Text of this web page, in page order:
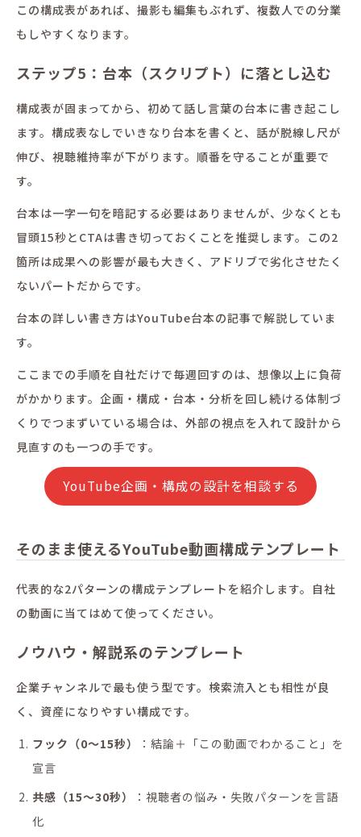
この構成表があれば、撮影も編集もぶれず、複数人での分業
もしやすくなります。
ステップ5：台本（スクリプト）に落とし込む
構成表が固まってから、初めて話し言葉の台本に書き起こし
ます。構成表なしでいきなり台本を書くと、話が脱線し尺が
伸び、視聴維持率が下がります。順番を守ることが重要で
す。
台本は一字一句を暗記する必要はありませんが、少なくとも
冒頭15秒とCTAは書き切っておくことを推奨します。この2
箇所は成果への影響が最も大きく、アドリブで劣化させたく
ないパートだからです。
台本の詳しい書き方はYouTube台本の記事で解説していま
す。
ここまでの手順を自社だけで毎週回すのは、想像以上に負荷
がかかります。企画・構成・台本・分析を回し続ける体制づ
くりでつまずいている場合は、外部の視点を入れて設計から
見直すのも一つの手です。
YouTube企画・構成の設計を相談する
そのまま使えるYouTube動画構成テンプレート
代表的な2パターンの構成テンプレートを紹介します。自社
の動画に当てはめて使ってください。
ノウハウ・解説系のテンプレート
企業チャンネルで最も使う型です。検索流入とも相性が良
く、資産になりやすい構成です。
フック（0〜15秒）
：結論＋「この動画でわかること」を
宣言
共感（15〜30秒）
：視聴者の悩み・失敗パターンを言語
化